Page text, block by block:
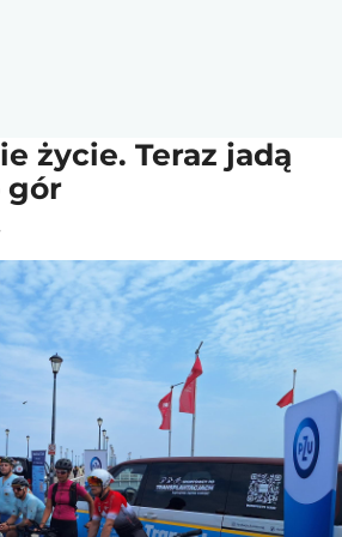
życie. Teraz jadą
gór